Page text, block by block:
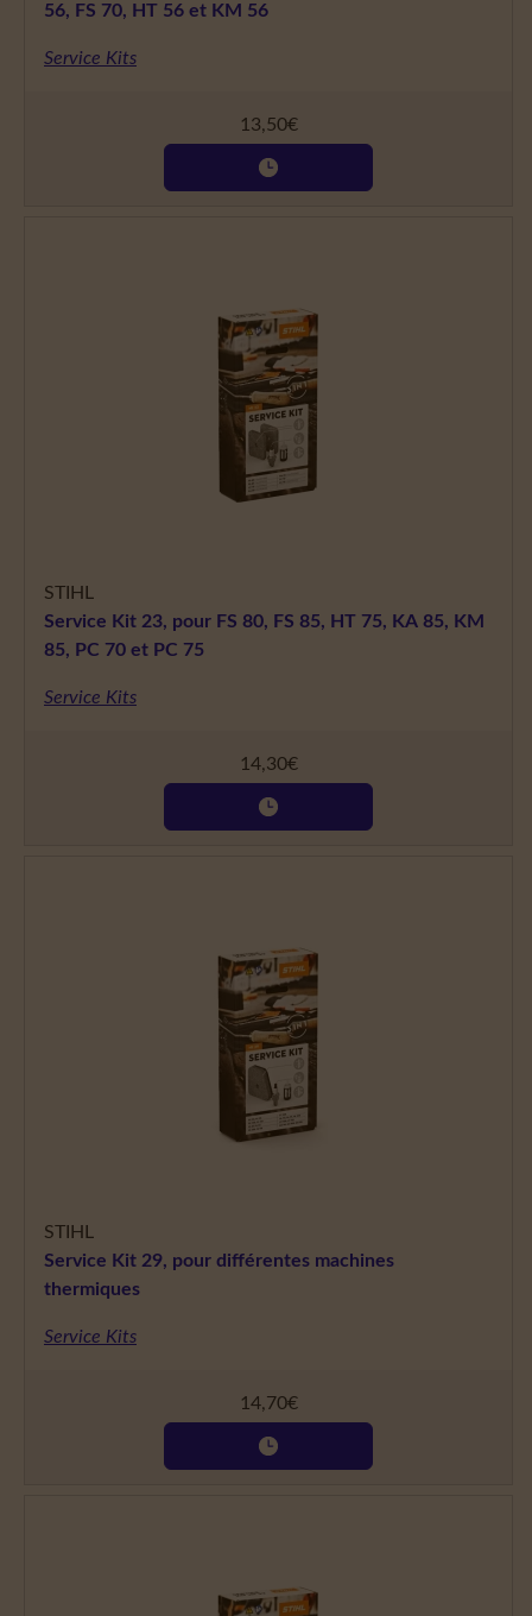
56, FS 70, HT 56 et KM 56
Service Kits
13,50€
STIHL
Service Kit 23, pour FS 80, FS 85, HT 75, KA 85, KM
85, PC 70 et PC 75
Service Kits
14,30€
STIHL
Service Kit 29, pour différentes machines
thermiques
Service Kits
14,70€